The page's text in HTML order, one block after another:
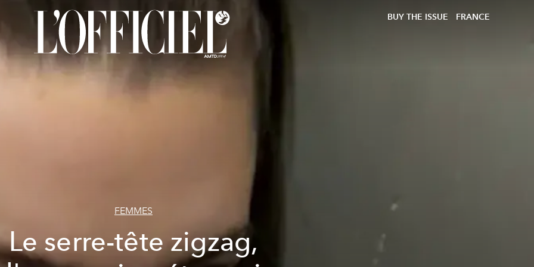
BUY THE ISSUE FRANCE
FEMMES
Le serre-tête zigzag,